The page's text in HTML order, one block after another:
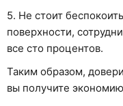
5. Не стоит
поверхности,
все сто процентов.
Таким образом,
вы получите